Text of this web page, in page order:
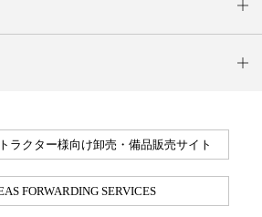
ラクター様向け卸売・備品販売サイト
FORWARDING SERVICES